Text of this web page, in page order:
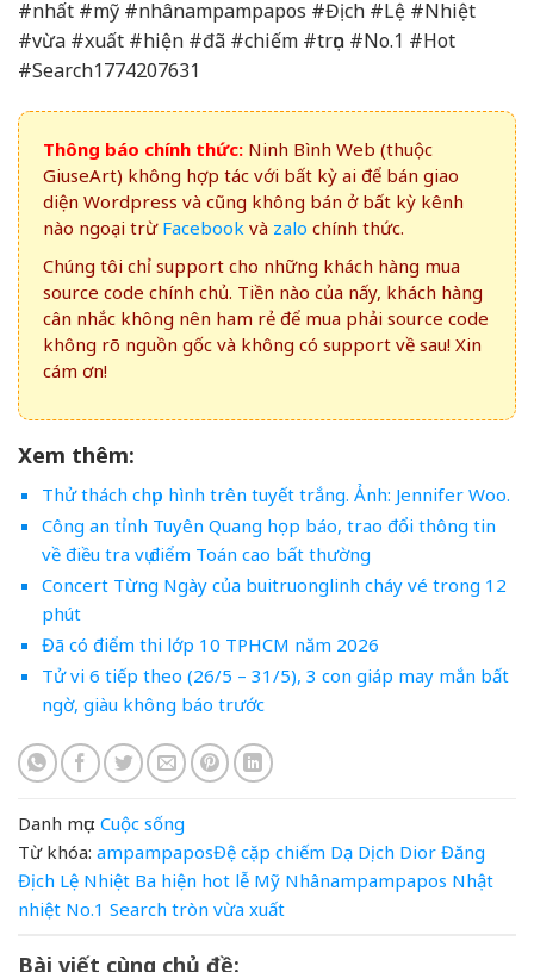
#nhất #mỹ #nhânampampapos #Địch #Lệ #Nhiệt
#vừa #xuất #hiện #đã #chiếm #trọn #No.1 #Hot
#Search1774207631
Thông báo chính thức: Ninh Bình Web (thuộc
GiuseArt) không hợp tác với bất kỳ ai để bán giao
diện Wordpress và cũng không bán ở bất kỳ kênh
nào ngoại trừ Facebook và zalo chính thức.
Chúng tôi chỉ support cho những khách hàng mua
source code chính chủ. Tiền nào của nấy, khách hàng
cân nhắc không nên ham rẻ để mua phải source code
không rõ nguồn gốc và không có support về sau! Xin
cám ơn!
Xem thêm:
Thử thách chụp hình trên tuyết trắng. Ảnh: Jennifer Woo.
Công an tỉnh Tuyên Quang họp báo, trao đổi thông tin
về điều tra vụ điểm Toán cao bất thường
Concert Từng Ngày của buitruonglinh cháy vé trong 12
phút
Đã có điểm thi lớp 10 TPHCM năm 2026
Tử vi 6 tiếp theo (26/5 – 31/5), 3 con giáp may mắn bất
ngờ, giàu không báo trước
Danh mục: Cuộc sống
Từ khóa: ampampaposĐệ cặp chiếm Dạ Dịch Dior Đăng
Địch Lệ Nhiệt Ba hiện hot lễ Mỹ Nhânampampapos Nhật
nhiệt No.1 Search tròn vừa xuất
Bài viết cùng chủ đề: